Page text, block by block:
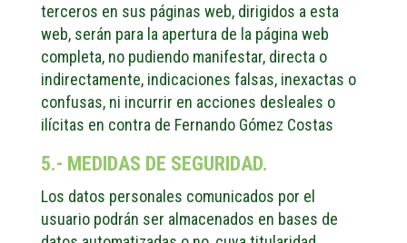
terceros en sus páginas web, dirigidos a esta
web, serán para la apertura de la página web
completa, no pudiendo manifestar, directa o
indirectamente, indicaciones falsas, inexactas o
confusas, ni incurrir en acciones desleales o
ilícitas en contra de Fernando Gómez Costas
5.- MEDIDAS DE SEGURIDAD.
Los datos personales comunicados por el
usuario podrán ser almacenados en bases de